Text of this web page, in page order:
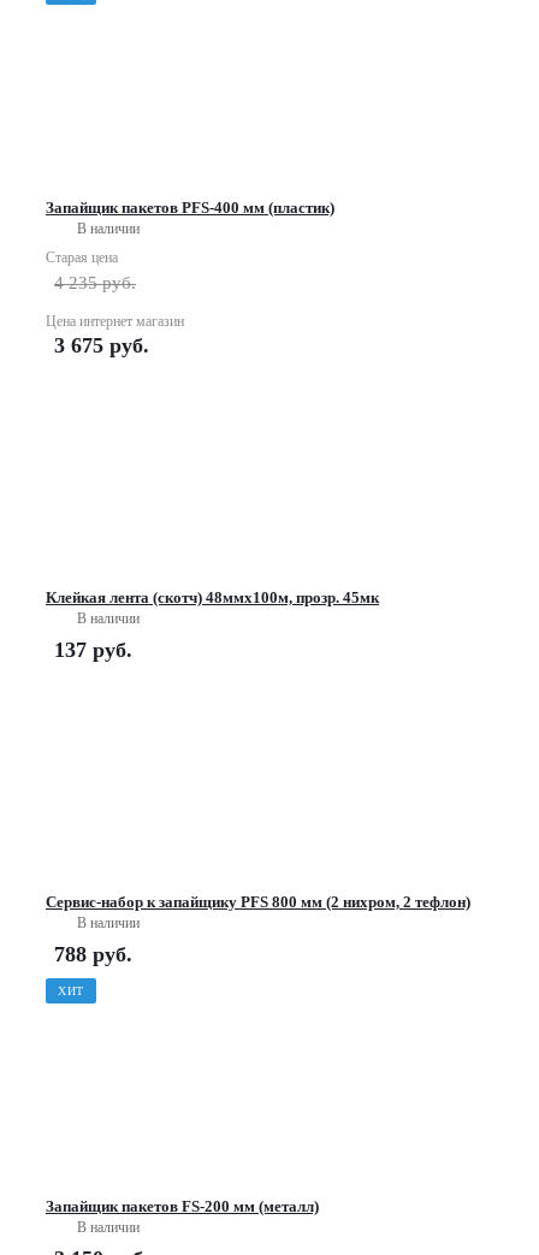
Запайщик пакетов PFS-400 мм (пластик)
В наличии
Старая цена
4 235руб.
Цена интернет магазин
3 675 руб.
Клейкая лента (скотч) 48ммх100м, прозр. 45мк
В наличии
137 руб.
Сервис-набор к запайщику PFS 800 мм (2 нихром, 2 тефлон)
В наличии
788 руб.
ХИТ
Запайщик пакетов FS-200 мм (металл)
В наличии